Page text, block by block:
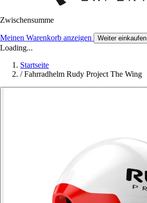
Zwischensumme
Meinen Warenkorb anzeigen Weiter einkaufen
Loading...
Startseite
/ Fahrradhelm Rudy Project The Wing